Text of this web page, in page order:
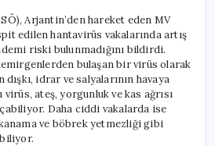
Arjantin’den hareket eden MV
edilen hantavirüs vakalarında artış
riski bulunmadığını bildirdi.
bulaşan bir virüs olarak
idrar ve salyalarının havaya
virüs, ateş, yorgunluk ve kas ağrısı
Daha ciddi vakalarda ise
ve böbrek yetmezliği gibi